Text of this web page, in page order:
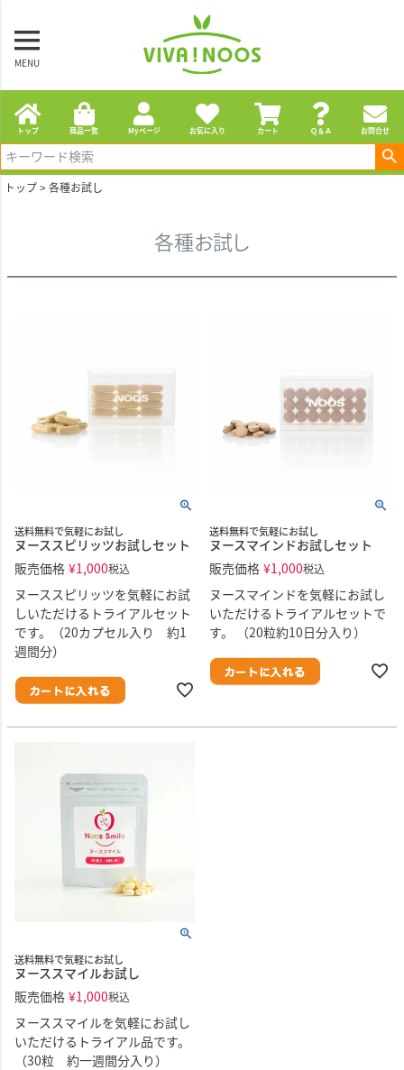
MENU
トップ 商品一覧 Myページ お気に入り カート Ｑ＆Ａ お問合せ
トップ 各種お試し
各種お試し
送料無料で気軽にお試し
ヌーススピリッツお試しセット
販売価格 ¥1,000税込
ヌーススピリッツを気軽にお試
しいただけるトライアルセット
です。（20カプセル入り 約1
週間分）
送料無料で気軽にお試し
ヌースマインドお試しセット
販売価格 ¥1,000税込
ヌースマインドを気軽にお試し
いただけるトライアルセットで
す。 （20粒約10日分入り）
送料無料で気軽にお試し
ヌーススマイルお試し
販売価格 ¥1,000税込
ヌーススマイルを気軽にお試し
いただけるトライアル品です。
（30粒 約一週間分入り）